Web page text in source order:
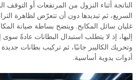
الناتجة أثناء النزول من المرتفعات أو
غليان سائل المكابح. ويتضح بساطة صيانة
إليها، إذ لا يتطلب استبدال البطانات عادةً سوى
وتحريك الكاليبر جانبًا، ثم تركيب بطانات
أدوات يدوية أساسية.